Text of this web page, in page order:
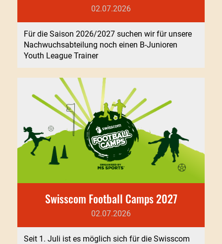
02.07.2026
Für die Saison 2026/2027 suchen wir für unsere
Nachwuchsabteilung noch einen B-Junioren
Youth League Trainer
Swisscom Football Camps 2027
02.07.2026
Seit 1. Juli ist es möglich sich für die Swisscom